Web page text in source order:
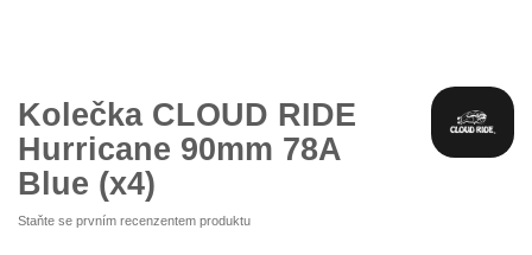
galerie
s
obrázky
Kolečka CLOUD RIDE
Hurricane 90mm 78A
Blue (x4)
Staňte se prvním recenzentem produktu